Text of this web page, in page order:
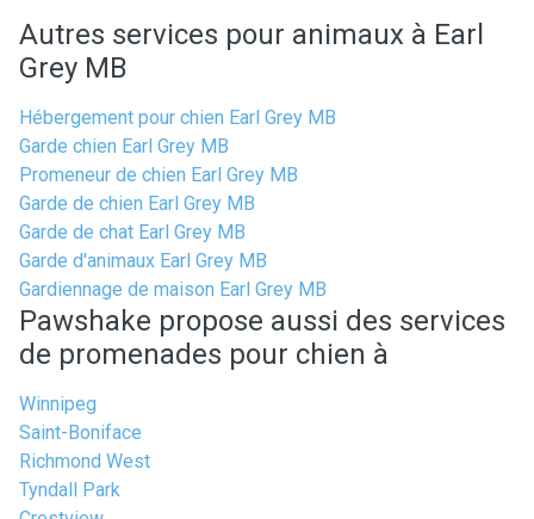
Autres services pour animaux à Earl
Grey MB
Hébergement pour chien Earl Grey MB
Garde chien Earl Grey MB
Promeneur de chien Earl Grey MB
Garde de chien Earl Grey MB
Garde de chat Earl Grey MB
Garde d'animaux Earl Grey MB
Gardiennage de maison Earl Grey MB
Pawshake propose aussi des services
de promenades pour chien à
Winnipeg
Saint-Boniface
Richmond West
Tyndall Park